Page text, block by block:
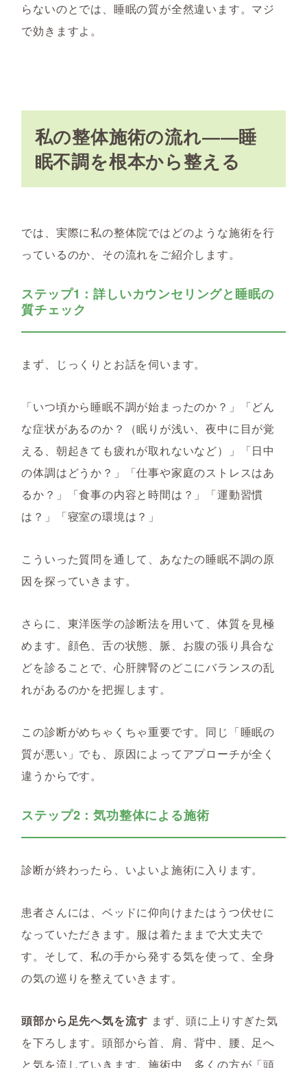
らないのとでは、睡眠の質が全然違います。マジ
で効きますよ。
私の整体施術の流れ――睡
眠不調を根本から整える
では、実際に私の整体院ではどのような施術を行
っているのか、その流れをご紹介します。
ステップ1：詳しいカウンセリングと睡眠の
質チェック
まず、じっくりとお話を伺います。
「いつ頃から睡眠不調が始まったのか？」「どん
な症状があるのか？（眠りが浅い、夜中に目が覚
える、朝起きても疲れが取れないなど）」「日中
の体調はどうか？」「仕事や家庭のストレスはあ
るか？」「食事の内容と時間は？」「運動習慣
は？」「寝室の環境は？」
こういった質問を通して、あなたの睡眠不調の原
因を探っていきます。
さらに、東洋医学の診断法を用いて、体質を見極
めます。顔色、舌の状態、脈、お腹の張り具合な
どを診ることで、心肝脾腎のどこにバランスの乱
れがあるのかを把握します。
この診断がめちゃくちゃ重要です。同じ「睡眠の
質が悪い」でも、原因によってアプローチが全く
違うからです。
ステップ2：気功整体による施術
診断が終わったら、いよいよ施術に入ります。
患者さんには、ベッドに仰向けまたはうつ伏せに
なっていただきます。服は着たままで大丈夫で
す。そして、私の手から発する気を使って、全身
の気の巡りを整えていきます。
頭部から足先へ気を流す まず、頭に上りすぎた気
を下ろします。頭部から首、肩、背中、腰、足へ
と気を流していきます。施術中、多くの方が「頭